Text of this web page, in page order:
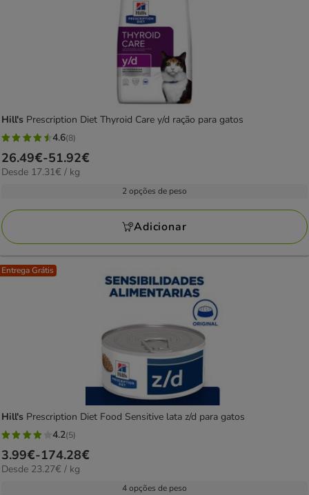
Hill's Prescription Diet Thyroid Care y/d ração para gatos
4.6
estrelas
com
avaliações
4.6(8)
Preço
de
51.92€
26.49€-51.92€
17.31€
Desde 17.31€ / kg
2 opções de peso
Adicionar
Entrega Grátis
Hill's Prescription Diet Food Sensitive lata z/d para gatos
4.2
estrelas
com
4.2(5)
Preço
de
3.99€-174.28€
23.27€
Desde 23.27€ / kg
4 opções de peso